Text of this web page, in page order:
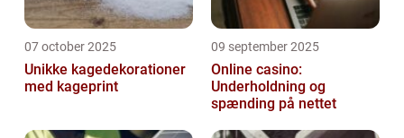
07 october 2025
Unikke kagedekorationer
med kageprint
09 september 2025
Online casino:
Underholdning og
spænding på nettet